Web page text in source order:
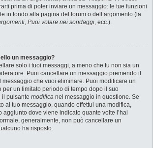
prima di poter inviare un messaggio: le tue funzioni
in fondo alla pagina del forum o dell’argomento (la
, Puoi votare nei sondaggi, ecc.).
un messaggio?
solo i tuoi messaggi, a meno che tu non sia un
Puoi cancellare un messaggio premendo il
che vuoi eliminare. Puoi modificare un
per un limitato periodo di tempo dopo il suo
il pulsante modifica nel messaggio in questione. Se
al tuo messaggio, quando effettui una modifica,
aggiunto dove viene indicato quante volte l’hai
generalmente, non può cancellare un
ha risposto.